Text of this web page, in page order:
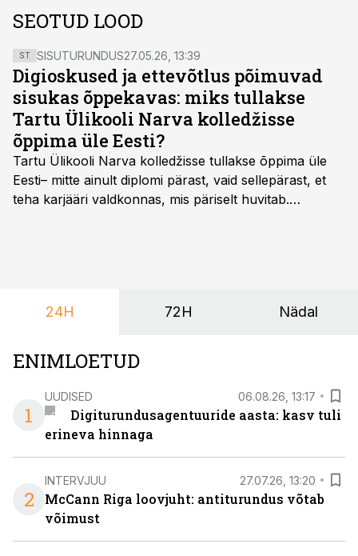
SEOTUD LOOD
ST SISUTURUNDUS27.05.26, 13:39
Digioskused ja ettevõtlus põimuvad
sisukas õppekavas: miks tullakse
Tartu Ülikooli Narva kolledžisse
õppima üle Eesti?
Tartu Ülikooli Narva kolledžisse tullakse õppima üle
Eesti– mitte ainult diplomi pärast, vaid sellepärast, et
teha karjääri valdkonnas, mis päriselt huvitab.
24H 72H Nädal
ENIMLOETUD
1
UUDISED 06.08.26, 13:17
Digiturundusagentuuride aasta: kasv tuli
erineva hinnaga
2
INTERVJUU 27.07.26, 13:20
McCann Riga loovjuht: antiturundus võtab
võimust